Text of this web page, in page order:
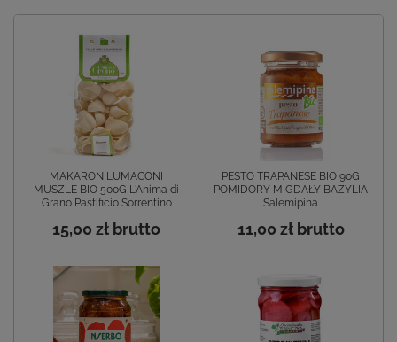
MAKARON LUMACONI
MUSZLE BIO 500G L'Anima di
Grano Pastificio Sorrentino
15,00 zł brutto
PESTO TRAPANESE BIO 90G
POMIDORY MIGDAŁY BAZYLIA
Salemipina
11,00 złbrutto